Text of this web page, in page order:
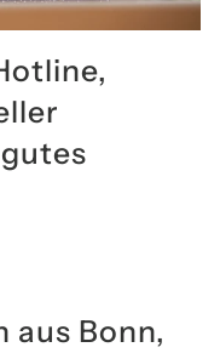
aus Bonn,